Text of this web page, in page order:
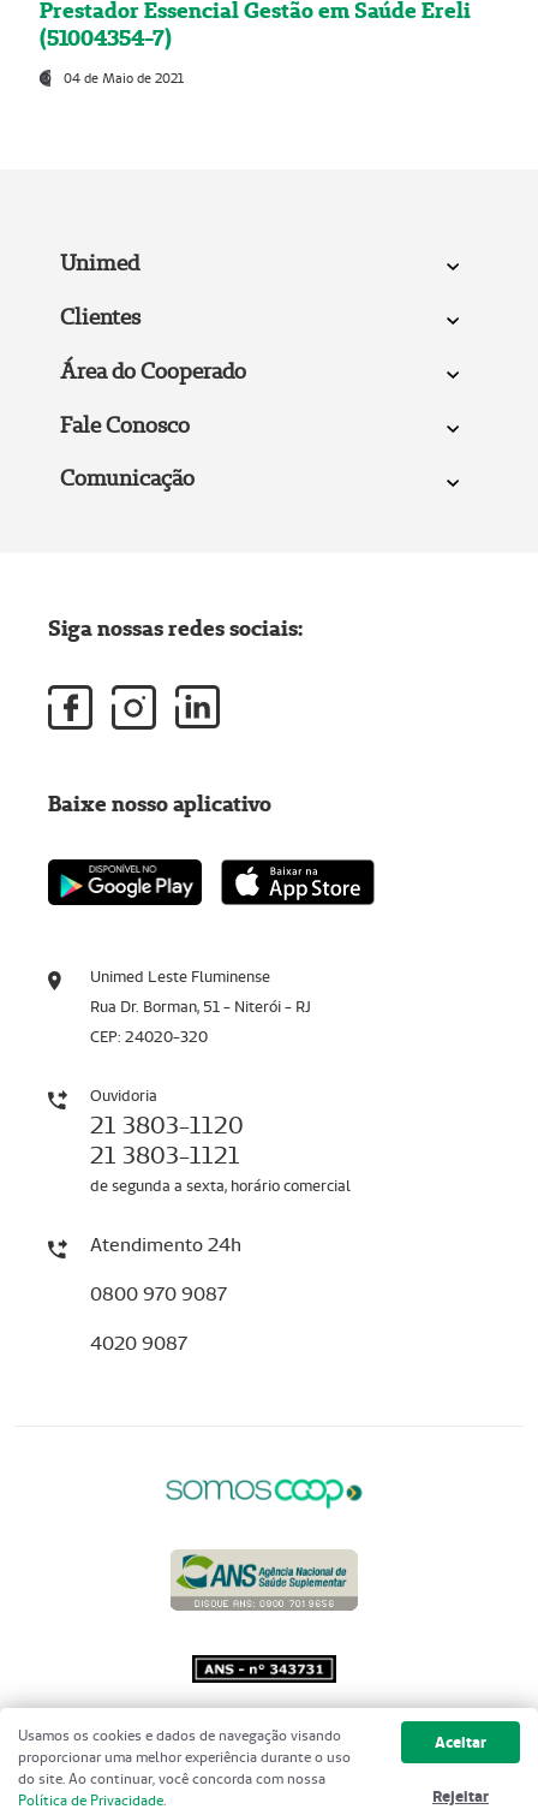
Prestador Essencial Gestão em Saúde Ereli
(51004354-7)
04 de Maio de 2021
Unimed
Clientes
Área do Cooperado
Fale Conosco
Comunicação
Unimed Leste Fluminense
Rua Dr. Borman, 51 - Niterói - RJ
CEP: 24020-320
Ouvidoria
21 3803-1120
21 3803-1121
de segunda a sexta, horário comercial
Atendimento 24h
0800 970 9087
4020 9087
Siga nossas redes sociais:
Baixe nosso aplicativo
Copyright 2001 - 2026 Unimed do
Brasil - Todos os direitos reservados
Usamos os cookies e dados de navegação visando
proporcionar uma melhor experiência durante o uso
do site. Ao continuar, você concorda com nossa
Política de Privacidade.
Aceitar
Rejeitar